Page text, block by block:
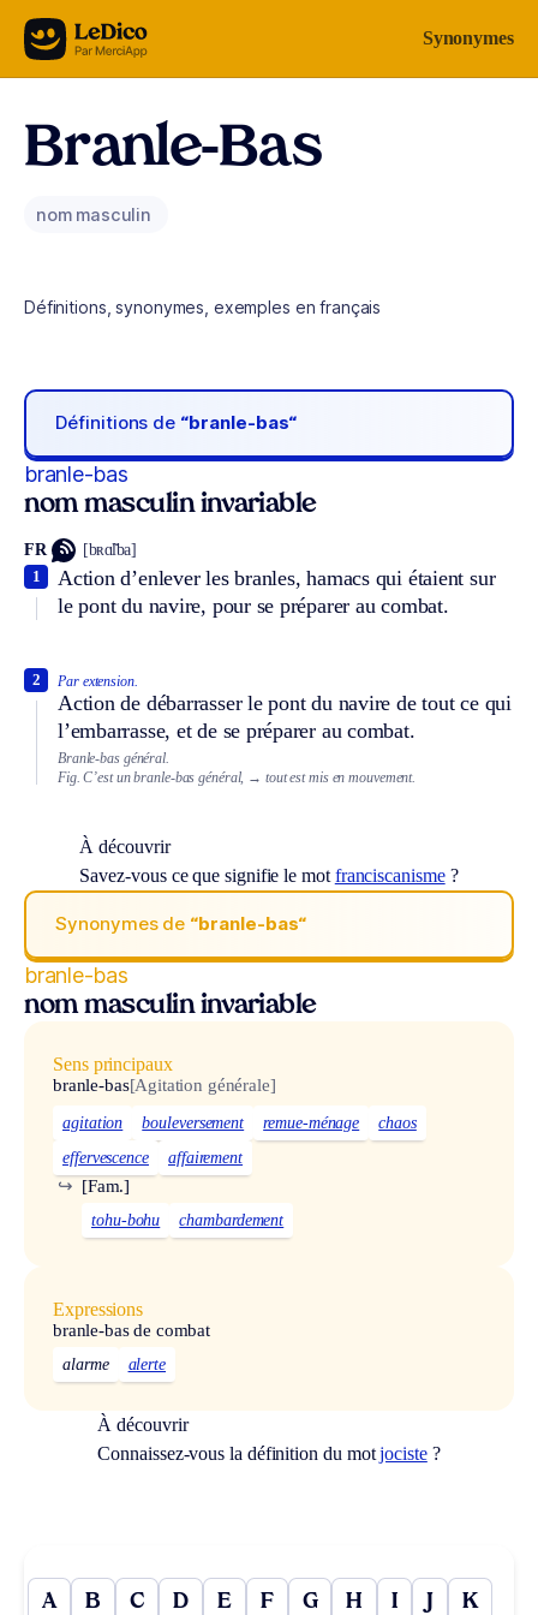
Aller au contenu Synonymes
Branle-Bas
nom masculin
Définitions, synonymes, exemples en français
Définitions de “branle-bas“
branle-bas
nom masculin invariable
FR [bʀɑ̃lba]
Action d’enlever les branles, hamacs qui étaient sur
le pont du navire, pour se préparer au combat.
1
Par extension.
Action de débarrasser le pont du navire de tout ce qui
l’embarrasse, et de se préparer au combat.
2
Branle-bas général.
Fig. C’est un branle-bas général, → tout est mis en mouvement.
À découvrir
Savez-vous ce que signifie le mot franciscanisme?
Synonymes de “branle-bas“
branle-bas
nom masculin invariable
Sens principaux
branle-bas[Agitation générale]
agitation bouleversement remue-ménage
chaos
effervescence
affairement
[Fam.]
↪
tohu-bohu chambardement
Expressions
branle-bas de combat
alarme alerte
À découvrir
Connaissez-vous la définition du motjociste?
A B C D E F G H I J K